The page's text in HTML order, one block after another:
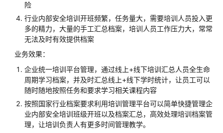
东
智
慧
育
云
台
解
决
险
行业内部安全培训开班频繁，任务量大，需要培训人员投入更
多的精力，大量的手工汇总档案，培训人员工作压力大，常常
无法及时有效提供档案
业务效果：
企业统一培训平台管理，通过线上+线下培训汇总人员全生命
周期学习档案，并及时汇总线上+线下学时统计，让员工可以
随时随地按照任务和要求学习相关课程内容
按照国家行业档案要求利用培训管理平台可以简单快捷管理企
业内部安全培训班级开班以及档案汇总，高效处理培训档案管
理，让培训负责人有更多时间管理教学。